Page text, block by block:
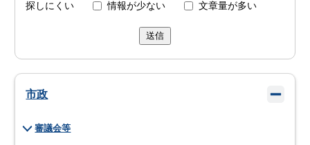
探しにくい
情報が少ない 文章量が多い
送信
市政
審議会等